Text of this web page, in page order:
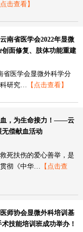
点击查看】
南省医学会2022年显微
面修复、肢体功能重建
省医学会显微外科学分
科研究… 【点击查看】
血，为生命接力！——云
偿献血活动
死扶伤的爱心善举，是
彻《中华…
【点击查
师协会显微外科培训基
技能培训班成功举办！